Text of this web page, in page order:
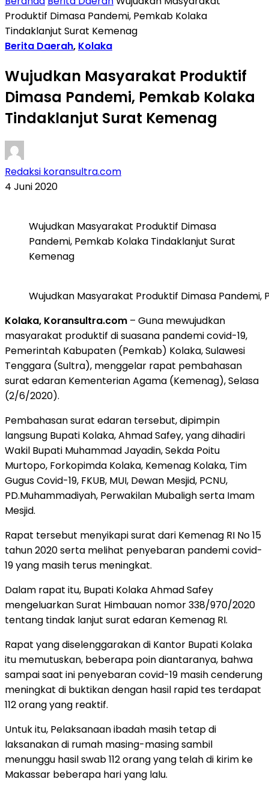
Produktif Dimasa Pandemi, Pemkab Kolaka
Tindaklanjut Surat Kemenag
Berita Daerah, Kolaka
Wujudkan Masyarakat Produktif
Dimasa Pandemi, Pemkab Kolaka
Tindaklanjut Surat Kemenag
Redaksi koransultra.com
4 Juni 2020
Wujudkan Masyarakat Produktif Dimasa
Pandemi, Pemkab Kolaka Tindaklanjut Surat
Kemenag
Wujudkan Masyarakat Produktif Dimasa
Kolaka, Koransultra.com – Guna mewujudkan
masyarakat produktif di suasana pandemi covid-19,
Pemerintah Kabupaten (Pemkab) Kolaka, Sulawesi
Tenggara (Sultra), menggelar rapat pembahasan
surat edaran Kementerian Agama (Kemenag), Selasa
(2/6/2020).
Pembahasan surat edaran tersebut, dipimpin
langsung Bupati Kolaka, Ahmad Safey, yang dihadiri
Wakil Bupati Muhammad Jayadin, Sekda Poitu
Murtopo, Forkopimda Kolaka, Kemenag Kolaka, Tim
Gugus Covid-19, FKUB, MUI, Dewan Mesjid, PCNU,
PD.Muhammadiyah, Perwakilan Mubaligh serta Imam
Mesjid.
Rapat tersebut menyikapi surat dari Kemenag RI No 15
tahun 2020 serta melihat penyebaran pandemi covid-
19 yang masih terus meningkat.
Dalam rapat itu, Bupati Kolaka Ahmad Safey
mengeluarkan Surat Himbauan nomor 338/970/2020
tentang tindak lanjut surat edaran Kemenag RI.
Rapat yang diselenggarakan di Kantor Bupati Kolaka
itu memutuskan, beberapa poin diantaranya, bahwa
sampai saat ini penyebaran covid-19 masih cenderung
meningkat di buktikan dengan hasil rapid tes terdapat
112 orang yang reaktif.
Untuk itu, Pelaksanaan ibadah masih tetap di
laksanakan di rumah masing-masing sambil
menunggu hasil swab 112 orang yang telah di kirim ke
Makassar beberapa hari yang lalu.